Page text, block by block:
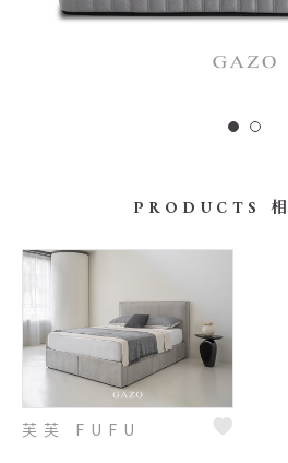
PRODUCTS
芙芙 FUFU